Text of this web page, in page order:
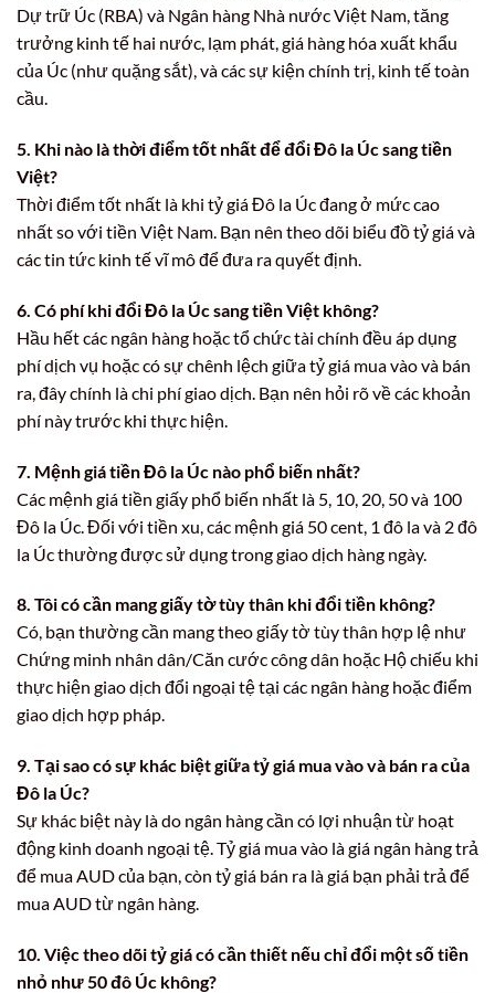
Dự trữ Úc (RBA) và Ngân hàng Nhà nước Việt Nam, tăng
trưởng kinh tế hai nước, lạm phát, giá hàng hóa xuất khẩu
của Úc (như quặng sắt), và các sự kiện chính trị, kinh tế toàn
cầu.
5. Khi nào là thời điểm tốt nhất để đổi Đô la Úc sang tiền
Việt?
Thời điểm tốt nhất là khi tỷ giá Đô la Úc đang ở mức cao
nhất so với tiền Việt Nam. Bạn nên theo dõi biểu đồ tỷ giá và
các tin tức kinh tế vĩ mô để đưa ra quyết định.
6. Có phí khi đổi Đô la Úc sang tiền Việt không?
Hầu hết các ngân hàng hoặc tổ chức tài chính đều áp dụng
phí dịch vụ hoặc có sự chênh lệch giữa tỷ giá mua vào và bán
ra, đây chính là chi phí giao dịch. Bạn nên hỏi rõ về các khoản
phí này trước khi thực hiện.
7. Mệnh giá tiền Đô la Úc nào phổ biến nhất?
Các mệnh giá tiền giấy phổ biến nhất là 5, 10, 20, 50 và 100
Đô la Úc. Đối với tiền xu, các mệnh giá 50 cent, 1 đô la và 2 đô
la Úc thường được sử dụng trong giao dịch hàng ngày.
8. Tôi có cần mang giấy tờ tùy thân khi đổi tiền không?
Có, bạn thường cần mang theo giấy tờ tùy thân hợp lệ như
Chứng minh nhân dân/Căn cước công dân hoặc Hộ chiếu khi
thực hiện giao dịch đổi ngoại tệ tại các ngân hàng hoặc điểm
giao dịch hợp pháp.
9. Tại sao có sự khác biệt giữa tỷ giá mua vào và bán ra của
Đô la Úc?
Sự khác biệt này là do ngân hàng cần có lợi nhuận từ hoạt
động kinh doanh ngoại tệ. Tỷ giá mua vào là giá ngân hàng trả
để mua AUD của bạn, còn tỷ giá bán ra là giá bạn phải trả để
mua AUD từ ngân hàng.
10. Việc theo dõi tỷ giá có cần thiết nếu chỉ đổi một số tiền
nhỏ như 50 đô Úc không?